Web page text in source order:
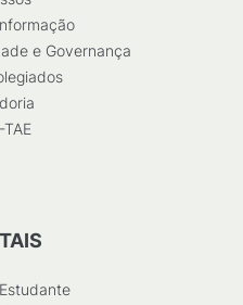
e Governança
TAE